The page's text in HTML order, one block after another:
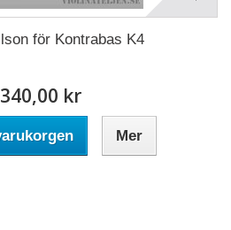
för Kontrabas K4
kr
Mer